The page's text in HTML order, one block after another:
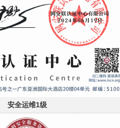
安全运维1级